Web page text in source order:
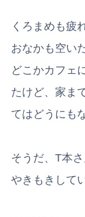
くろまめも疲
おなかも空い
どこかカフェ
たけど、家ま
てはどうにも
そうだ、T本
やきもきして